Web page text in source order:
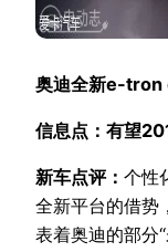
奥迪全新e-
信息点：有望
新车点评： 个性
全新平台的借势
表着奥迪的部分